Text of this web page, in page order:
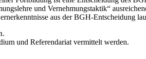
und Vernehmungstaktik“
aus der BGH-Entscheidung
und Referendariat vermittelt werden.